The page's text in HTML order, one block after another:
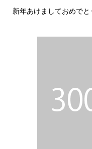
新年あけましておめでと